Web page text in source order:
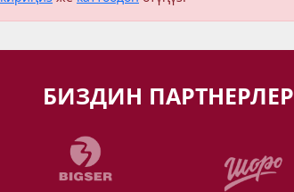
БИЗДИН ПАРТНЕРЛЕР